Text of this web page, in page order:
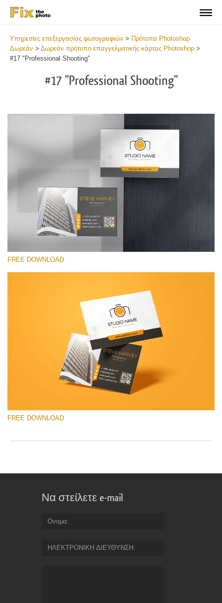
Υπηρεσίες επεξεργασίας φωτογραφιών > Πρότυπα Photoshop
Δωρεάν > Δωρεάν πρότυπο επαγγελματικής κάρτας Photoshop >
#17 "Professional Shooting"
#17 "Professional Shooting"
Please select
Pricing Guide Template
Free download
FREE DOWNLOAD
FREE DOWNLOAD
Να στείλετε e-mail
Ονομα
ΗΛΕΚΤΡΟΝΙΚΗ ΔΙΕΥΘΥΝΣΗ